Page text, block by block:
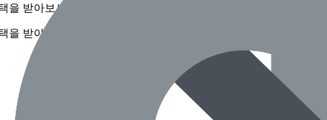
을 받아보세요
을 받아보세요